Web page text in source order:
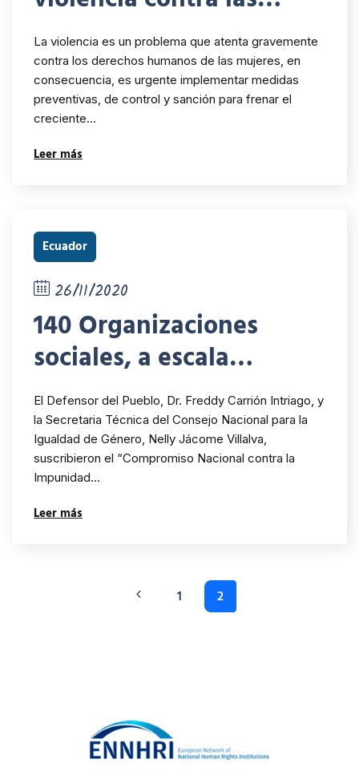
mujeres es otro mal
público de cual
debemos de librarnos en
nuestra sociedad
La violencia es un problema que atenta gravemente
contra los derechos humanos de las mujeres, en
consecuencia, es urgente implementar medidas
preventivas, de control y sanción para frenar el
creciente…
Leer más
Ecuador
26/11/2020
140 Organizaciones
sociales, a escala
nacional, la Defensoría
del Pueblo y el Consejo
Nacional para la
Igualdad de Género
encabezan el
contra la impunidad en
casos de violencias
El Defensor del Pueblo, Dr. Freddy Carrión Intriago, y
la Secretaria Técnica del Consejo Nacional para la
Igualdad de Género, Nelly Jácome Villalva,
suscribieron el “Compromiso Nacional contra la
Impunidad…
Leer más
1 2